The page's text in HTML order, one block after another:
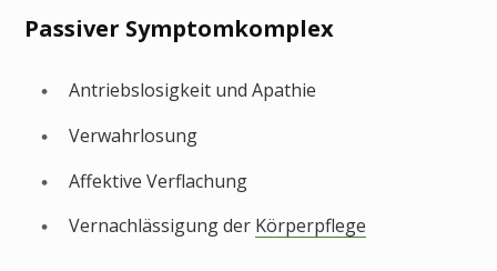
Passiver Symptomkomplex
Antriebslosigkeit und Apathie
Verwahrlosung
Affektive Verflachung
Vernachlässigung der Körperpflege